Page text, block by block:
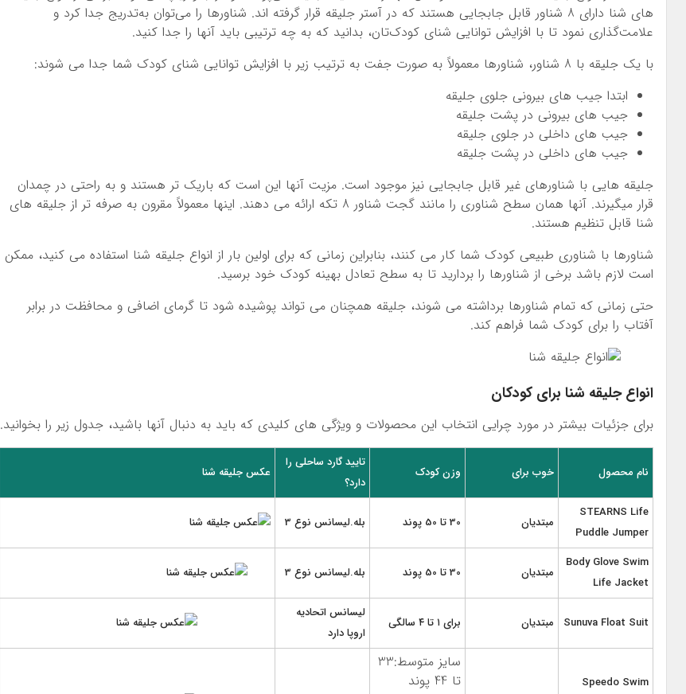
های شنا دارای 8 شناور قابل جابجایی هستند که در آستر جلیقه قرار گرفته اند. شناورها را می‌توان به‌تدریج جدا کرد و
علامت‌گذاری نمود تا با افزایش توانایی شنای کودک‌تان، بدانید که به چه ترتیبی باید آنها را جدا کنید.
با یک جلیقه با 8 شناور، شناورها معمولاً به صورت جفت به ترتیب زیر با افزایش توانایی شنای کودک شما جدا می شوند:
ابتدا جیب های بیرونی جلوی جلیقه
جیب های بیرونی در پشت جلیقه
جیب های داخلی در جلوی جلیقه
جیب های داخلی در پشت جلیقه
جلیقه هایی با شناورهای غیر قابل جابجایی نیز موجود است. مزیت آنها این است که باریک تر هستند و به راحتی در چمدان
قرار میگیرند. آنها همان سطح شناوری را مانند گجت شناور 8 تکه ارائه می دهند. اینها معمولاً مقرون به صرفه تر از جلیقه های
شنا قابل تنظیم هستند.
شناورها با شناوری طبیعی کودک شما کار می کنند، بنابراین زمانی که برای اولین بار از انواع جلیقه شنا استفاده می کنید، ممکن
است لازم باشد برخی از شناورها را بردارید تا به سطح تعادل بهینه کودک خود برسید.
حتی زمانی که تمام شناورها برداشته می شوند، جلیقه همچنان می تواند پوشیده شود تا گرمای اضافی و محافظت در برابر
آفتاب را برای کودک شما فراهم کند.
انواع جلیقه شنا برای کودکان
برای جزئیات بیشتر در مورد چرایی انتخاب این محصولات و ویژگی های کلیدی که باید به دنبال آنها باشید، جدول زیر را بخوانید.
نام محصول خوب برای وزن کودک
تایید گارد ساحلی را
دارد؟
عکس جلیقه شنا
STEARNS Life
Puddle Jumper
مبتدیان 30 تا 50 پوند بله.لیسانس نوع 3
Body Glove Swim
Life Jacket
مبتدیان 30 تا 50 پوند بله.لیسانس نوع 3
Sunuva Float Suit مبتدیان برای ۱ تا ۴ سالگی
لیسانس اتحادیه
اروپا دارد
Speedo Swim
سایز متوسط:33
تا 44 پوند